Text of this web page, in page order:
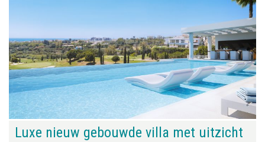
Luxe nieuw gebouwde villa met uitzicht